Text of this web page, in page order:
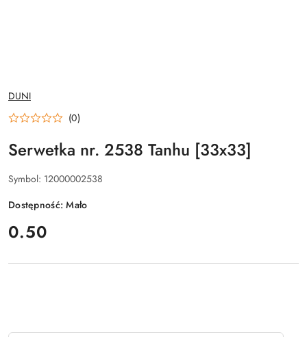
NAZWA
PRODUCENTA:
DUNI
(0)
Serwetka nr. 2538 Tanhu [33x33]
Symbol: 12000002538
Dostępność:Mało
cena:
0.50